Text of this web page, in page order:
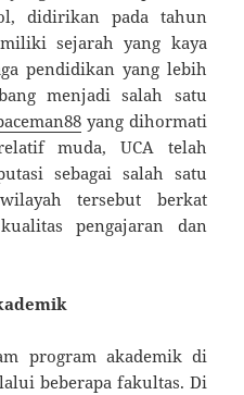
didirikan pada tahun
sejarah yang kaya
pendidikan yang lebih
menjadi salah satu
yang dihormati
muda, UCA telah
sebagai salah satu
tersebut berkat
pengajaran dan
program akademik di
beberapa fakultas. Di